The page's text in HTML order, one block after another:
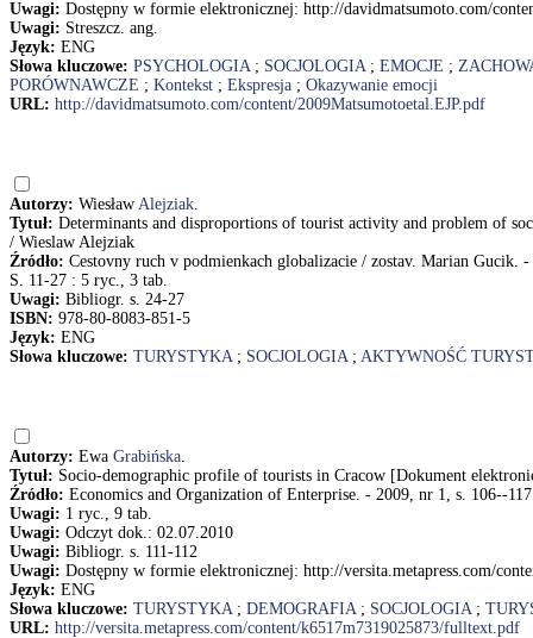
Uwagi: Dostępny w formie elektronicznej: http://davidmatsumoto.com/
Uwagi: Streszcz. ang.
Język: ENG
Słowa kluczowe: PSYCHOLOGIA; SOCJOLOGIA; EMOCJE ;
PORÓWNAWCZE ; Kontekst ; Ekspresja ; Okazywanie emocji
URL: http://davidmatsumoto.com/content/2009Matsumotoetal.EJP.pdf
Autorzy: Wiesław Alejziak.
Tytuł: Determinants and disproportions of tourist activity and problem of
/ Wieslaw Alejziak
Źródło: Cestovny ruch v podmienkach globalizacie / zostav. Marian
S. 11-27 : 5 ryc., 3 tab.
Uwagi: Bibliogr. s. 24-27
ISBN: 978-80-8083-851-5
Język: ENG
Słowa kluczowe: TURYSTYKA; SOCJOLOGIA; AKTYWNOŚĆ
Autorzy: Ewa Grabińska.
Tytuł: Socio-demographic profile of tourists in Cracow [Dokument
Źródło: Economics and Organization of Enterprise. - 2009, nr 1, s. 106--117
Uwagi: 1 ryc., 9 tab.
Uwagi: Odczyt dok.: 02.07.2010
Uwagi: Bibliogr. s. 111-112
Uwagi: Dostępny w formie elektronicznej: http://versita.metapress.com/
Język: ENG
Słowa kluczowe: TURYSTYKA; DEMOGRAFIA; SOCJOLOGIA;
URL: http://versita.metapress.com/content/k6517m7319025873/fulltext.pdf